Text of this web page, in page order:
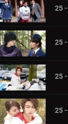
25
25
25
25